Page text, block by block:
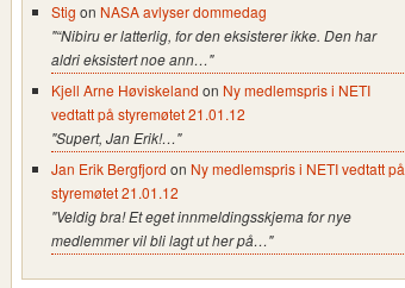
Stig on NASA avlyser dommedag
"“Nibiru er latterlig, for den eksisterer ikke. Den har
aldri eksistert noe ann…"
Kjell Arne Høviskeland on Ny medlemspris i NETI
vedtatt på styremøtet 21.01.12
"Supert, Jan Erik!…"
Jan Erik Bergfjord on Ny medlemspris i NETI vedtatt på
styremøtet 21.01.12
"Veldig bra! Et eget innmeldingsskjema for nye
medlemmer vil bli lagt ut her på…"